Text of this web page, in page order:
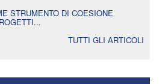
STRUMENTO DI COESIONE
TUTTI GLI ARTICOLI